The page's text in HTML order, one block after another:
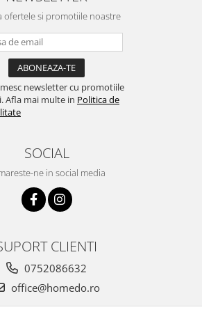
ofertele si promotiile noastre
newsletter cu promotiile
Afla mai multe in Politica de
SOCIAL
ne in social media
CLIENTI
0752086632
office@homedo.ro